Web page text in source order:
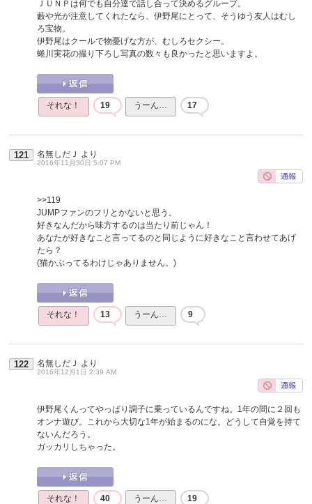
ＪＵＮＰは何でも自分達で話し合って決めるグループ。
藪や光が注意してくれたなら、伊野尾にとって、そうゆう友人はむし
ろ宝物。
伊野尾はクールで物憂げな方が、むしろセクシー。
蜷川実花の撮り下ろし写真の数々も良かったと思いますよ。
それな！ 19 うーん… 17
121 名無しだＪ より
2016年11月30日 5:07 PM
>>119
JUMPファンのフリとかないと思う。
好きなんだから味方するのは当たり前じゃん！
あなたが好きなこと言ってるのと同じように好きなこと言わせてあげ
たら？
(猫かぶってるわけじゃありません。)
それな！ 13 うーん… 9
122 名無しだＪ より
2016年12月1日 2:39 AM
伊野尾くんってやっぱり調子に乗っているんですね。1年の間に２回も
オンナ遊び。これから大切な1年が始まるのにな。どうして自覚を持て
ないんだろう。
ガッカリしちゃった。
それな！ 40 うーん… 19